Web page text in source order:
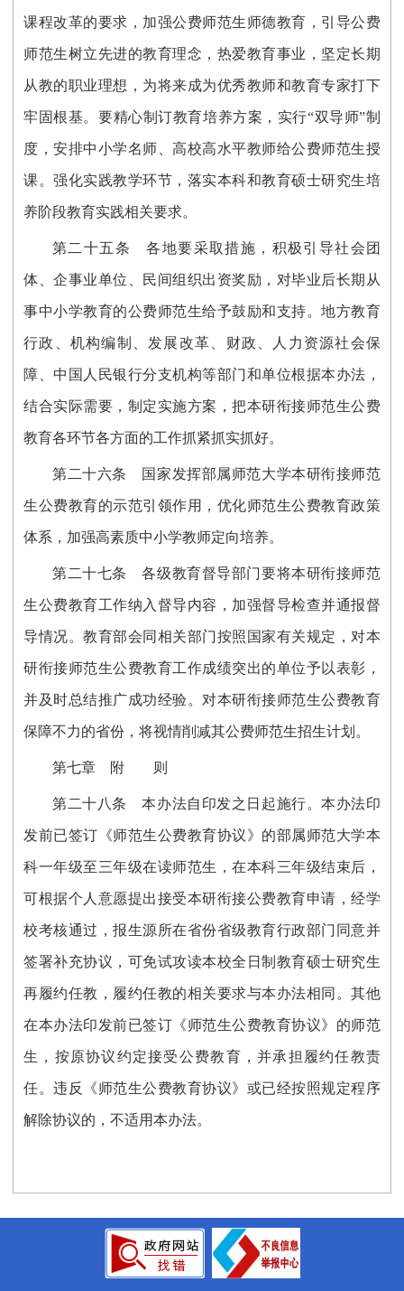
课程改革的要求，加强公费师范生师德教育，引导公费
师范生树立先进的教育理念，热爱教育事业，坚定长期
从教的职业理想，为将来成为优秀教师和教育专家打下
牢固根基。要精心制订教育培养方案，实行“双导师”制
度，安排中小学名师、高校高水平教师给公费师范生授
课。强化实践教学环节，落实本科和教育硕士研究生培
养阶段教育实践相关要求。
第二十五条 各地要采取措施，积极引导社会团
体、企事业单位、民间组织出资奖励，对毕业后长期从
事中小学教育的公费师范生给予鼓励和支持。地方教育
行政、机构编制、发展改革、财政、人力资源社会保
障、中国人民银行分支机构等部门和单位根据本办法，
结合实际需要，制定实施方案，把本研衔接师范生公费
教育各环节各方面的工作抓紧抓实抓好。
第二十六条 国家发挥部属师范大学本研衔接师范
生公费教育的示范引领作用，优化师范生公费教育政策
体系，加强高素质中小学教师定向培养。
第二十七条 各级教育督导部门要将本研衔接师范
生公费教育工作纳入督导内容，加强督导检查并通报督
导情况。教育部会同相关部门按照国家有关规定，对本
研衔接师范生公费教育工作成绩突出的单位予以表彰，
并及时总结推广成功经验。对本研衔接师范生公费教育
保障不力的省份，将视情削减其公费师范生招生计划。
第七章 附 则
第二十八条 本办法自印发之日起施行。本办法印
发前已签订《师范生公费教育协议》的部属师范大学本
科一年级至三年级在读师范生，在本科三年级结束后，
可根据个人意愿提出接受本研衔接公费教育申请，经学
校考核通过，报生源所在省份省级教育行政部门同意并
签署补充协议，可免试攻读本校全日制教育硕士研究生
再履约任教，履约任教的相关要求与本办法相同。其他
在本办法印发前已签订《师范生公费教育协议》的师范
生，按原协议约定接受公费教育，并承担履约任教责
任。违反《师范生公费教育协议》或已经按照规定程序
解除协议的，不适用本办法。